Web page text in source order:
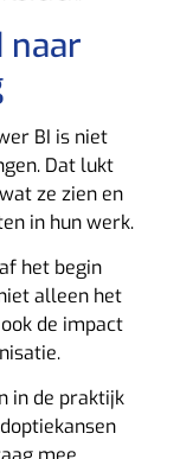
naar
BI is niet
Dat lukt
ze zien en
in hun werk.
het begin
alleen het
de impact
in de praktijk